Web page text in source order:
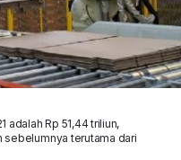
adalah Rp 51,44 triliun,
terutama dari